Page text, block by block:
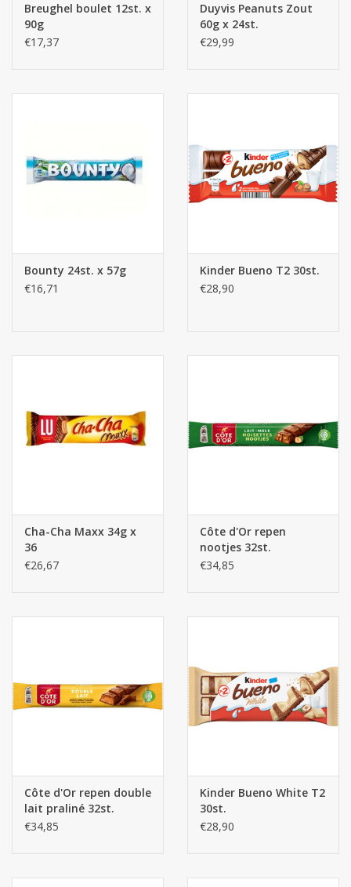
Paasgeschenken
Breughel boulet 12st. x
90g
€17,37
Duyvis Peanuts Zout
60g x 24st.
€29,99
Bounty 24st. x 57g
€16,71
Kinder Bueno T2 30st.
€28,90
Cha-Cha Maxx 34g x
36
€26,67
Côte d'Or repen
nootjes 32st.
€34,85
Côte d'Or repen double
lait praliné 32st.
€34,85
Kinder Bueno White T2
30st.
€28,90